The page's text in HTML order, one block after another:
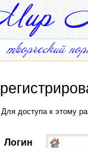
Для доступа к этому
Логин